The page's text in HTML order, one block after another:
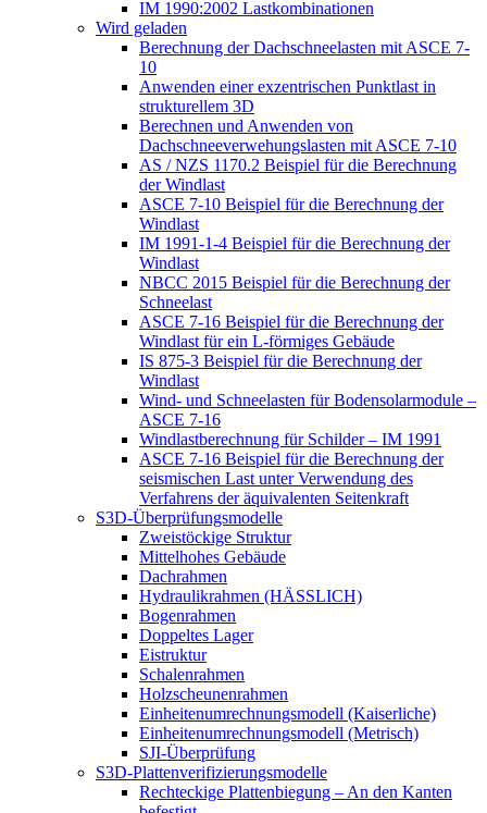
IM 1990:2002 Lastkombinationen
Wird geladen
Berechnung der Dachschneelasten mit ASCE 7-
10
Anwenden einer exzentrischen Punktlast in
strukturellem 3D
Berechnen und Anwenden von
Dachschneeverwehungslasten mit ASCE 7-10
AS / NZS 1170.2 Beispiel für die Berechnung
der Windlast
ASCE 7-10 Beispiel für die Berechnung der
Windlast
IM 1991-1-4 Beispiel für die Berechnung der
Windlast
NBCC 2015 Beispiel für die Berechnung der
Schneelast
ASCE 7-16 Beispiel für die Berechnung der
Windlast für ein L-förmiges Gebäude
IS 875-3 Beispiel für die Berechnung der
Windlast
Wind- und Schneelasten für Bodensolarmodule –
ASCE 7-16
Windlastberechnung für Schilder – IM 1991
ASCE 7-16 Beispiel für die Berechnung der
seismischen Last unter Verwendung des
Verfahrens der äquivalenten Seitenkraft
S3D-Überprüfungsmodelle
Zweistöckige Struktur
Mittelhohes Gebäude
Dachrahmen
Hydraulikrahmen (HÄSSLICH)
Bogenrahmen
Doppeltes Lager
Eistruktur
Schalenrahmen
Holzscheunenrahmen
Einheitenumrechnungsmodell (Kaiserliche)
Einheitenumrechnungsmodell (Metrisch)
SJI-Überprüfung
S3D-Plattenverifizierungsmodelle
Rechteckige Plattenbiegung – An den Kanten